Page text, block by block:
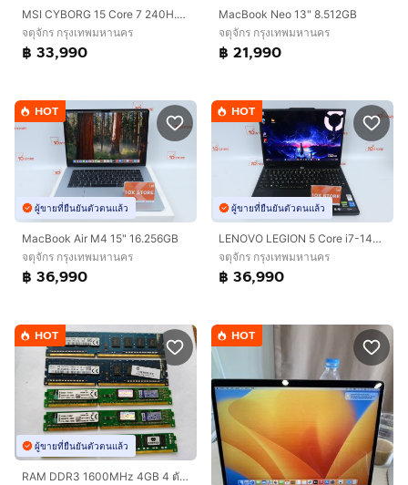
MSI CYBORG 15 Core 7 240H.RTX5060 RAM16.1TB
จตุจักร กรุงเทพมหานคร
฿ 33,990
MacBook Neo 13" 8.512GB
จตุจักร กรุงเทพมหานคร
฿ 21,990
HOT
ผู้ขายที่ยืนยันตัวตนแล้ว
MacBook Air M4 15" 16.256GB
จตุจักร กรุงเทพมหานคร
฿ 36,990
HOT
ผู้ขายที่ยืนยันตัวตนแล้ว
LENOVO LEGION 5 Core i7-14700HX.RTX5050 RAM24.1TB
จตุจักร กรุงเทพมหานคร
฿ 36,990
HOT
ผู้ขายที่ยืนยันตัวตนแล้ว
RAM DDR3 1600MHz 4GB 4 ตัว 8GB 1 ตัว
HOT